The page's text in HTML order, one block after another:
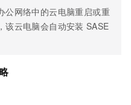
公网络中的云电脑重启或重
该云电脑会自动安装 SASE